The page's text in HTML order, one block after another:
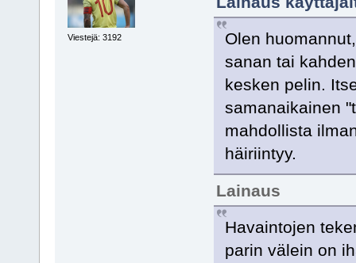
Viestejä: 3192
Olen
sanan tai
kesken pelin.
samanaikainen
mahdollista
häiriintyy.
Lainaus
Havaintojen
parin välein on